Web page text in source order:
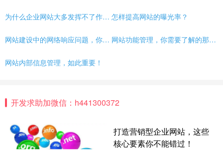
为什么企业网站大多发挥不了作用？ 怎样提高网站的曝光率？
网站建设中的网络响应问题，你了解吗？ 网站功能管理，你需要了解的那些事儿
网站内部信息管理，如此重要！
开发求助加微信：h441300372
打造营销型企业网站，这些
核心要素你不能错过！